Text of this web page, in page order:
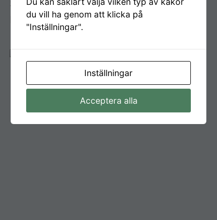
SwedMotor är distributör för Hatz, VM-
Motori, Isuzu, Subaru, Hyundai
du vill ha genom att klicka på
"Inställningar".
Inställningar
Acceptera alla